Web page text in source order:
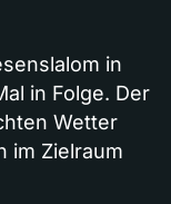
in
in Folge. Der
Wetter
im Zielraum